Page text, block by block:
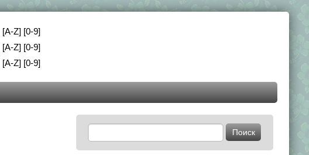
[A-Z] [0-9]
[A-Z] [0-9]
[A-Z] [0-9]